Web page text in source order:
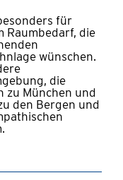
für
Raumbedarf, die
wünschen.
die
zu München und
den Bergen und